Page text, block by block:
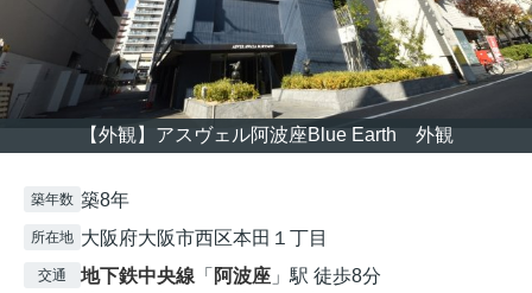
【外観】アスヴェル阿波座Blue Earth 外観
築年数 築8年
所在地 大阪府大阪市西区本田１丁目
交通 地下鉄中央線 「 阿波座 」駅 徒歩8分